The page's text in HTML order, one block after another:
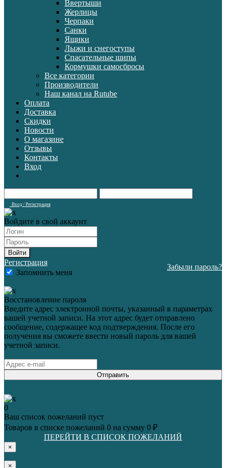
Ввертыши
Жерлицы
Черпаки
Санки
Ящики
Лыжи и снегоступы
Спасательные шипы
Кормушки самосбросы
Все категории
Производители
Наш канал на Rutube
Оплата
Доставка
Скидки
Новости
О магазине
Отзывы
Контакты
Вход
Вход / Регистрация
Войдите в свой аккаунт
Войти
Регистрация
Запомнить меня
Забыли пароль?
Восстановление пароля
Введите адрес электронной почты, указанный в параметрах
вашей учетной записи. На этот адрес будет отправлено
сообщение, содержащее код подтверждения. После его
получения вы сможете ввести новый пароль для вашей
учетной записи.
Отправить
0
Ваш список пожеланий пуст
Товаров в списке пожеланий 0 на сумму 0 ₽
ПЕРЕЙТИ В СПИСОК ПОЖЕЛАНИЙ
×
×